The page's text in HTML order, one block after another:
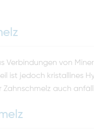
Verbindungen von
ist jedoch kristallines
auch